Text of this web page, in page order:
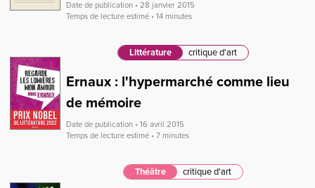
Date de publication • 28 janvier 2015
Temps de lecture estimé • 14 minutes
Littérature critique d'art
Ernaux : l'hypermarché comme lieu
de mémoire
Date de publication • 16 avril 2015
Temps de lecture estimé • 7 minutes
Théâtre critique d'art